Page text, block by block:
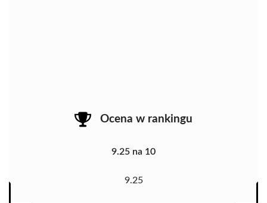
Ocena w rankingu
9.25 na 10
9.25